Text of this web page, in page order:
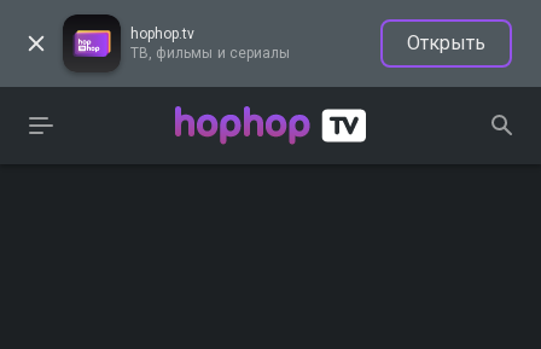
hophop.tv
ТВ, фильмы и сериалы
Открыть